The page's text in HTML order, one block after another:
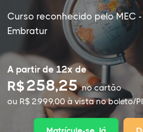
Curso reconhecido pelo MEC
Embratur
A partir de 12x de
R$258,25no cartão
ou R$ 2.999,00 à vista no boleto/